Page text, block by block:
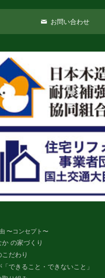
お問い合わせ
〜コンセプト〜
か の家づくり
だわり
「できること・できないこと」